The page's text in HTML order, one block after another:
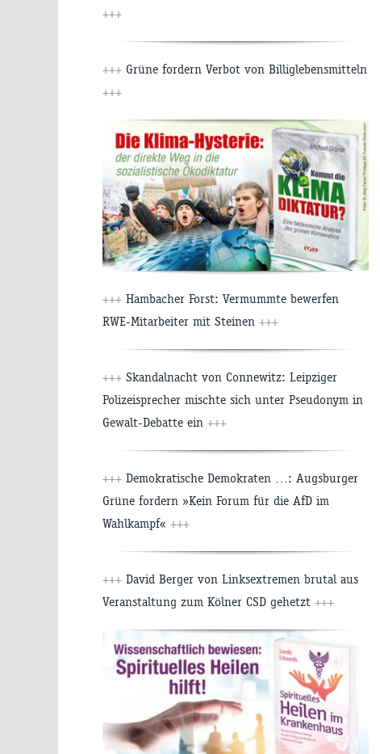
+++
+++ Grüne fordern Verbot von Billiglebensmitteln
+++
+++ Hambacher Forst: Vermummte bewerfen
RWE-Mitarbeiter mit Steinen +++
+++ Skandalnacht von Connewitz: Leipziger
Polizeisprecher mischte sich unter Pseudonym in
Gewalt-Debatte ein +++
+++ Demokratische Demokraten …: Augsburger
Grüne fordern »Kein Forum für die AfD im
Wahlkampf« +++
+++ David Berger von Linksextremen brutal aus
Veranstaltung zum Kölner CSD gehetzt +++